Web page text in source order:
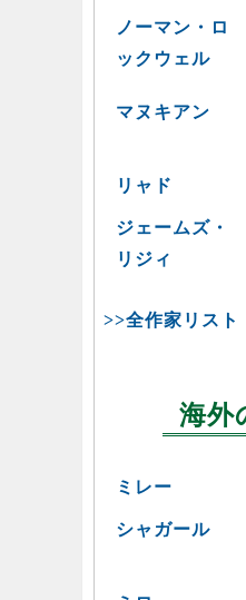
ノーマン・ロ
ックウェル
マヌキアン
リャド
ジェームズ・
リジィ
>>全作家リスト
海外
ミレー
シャガール